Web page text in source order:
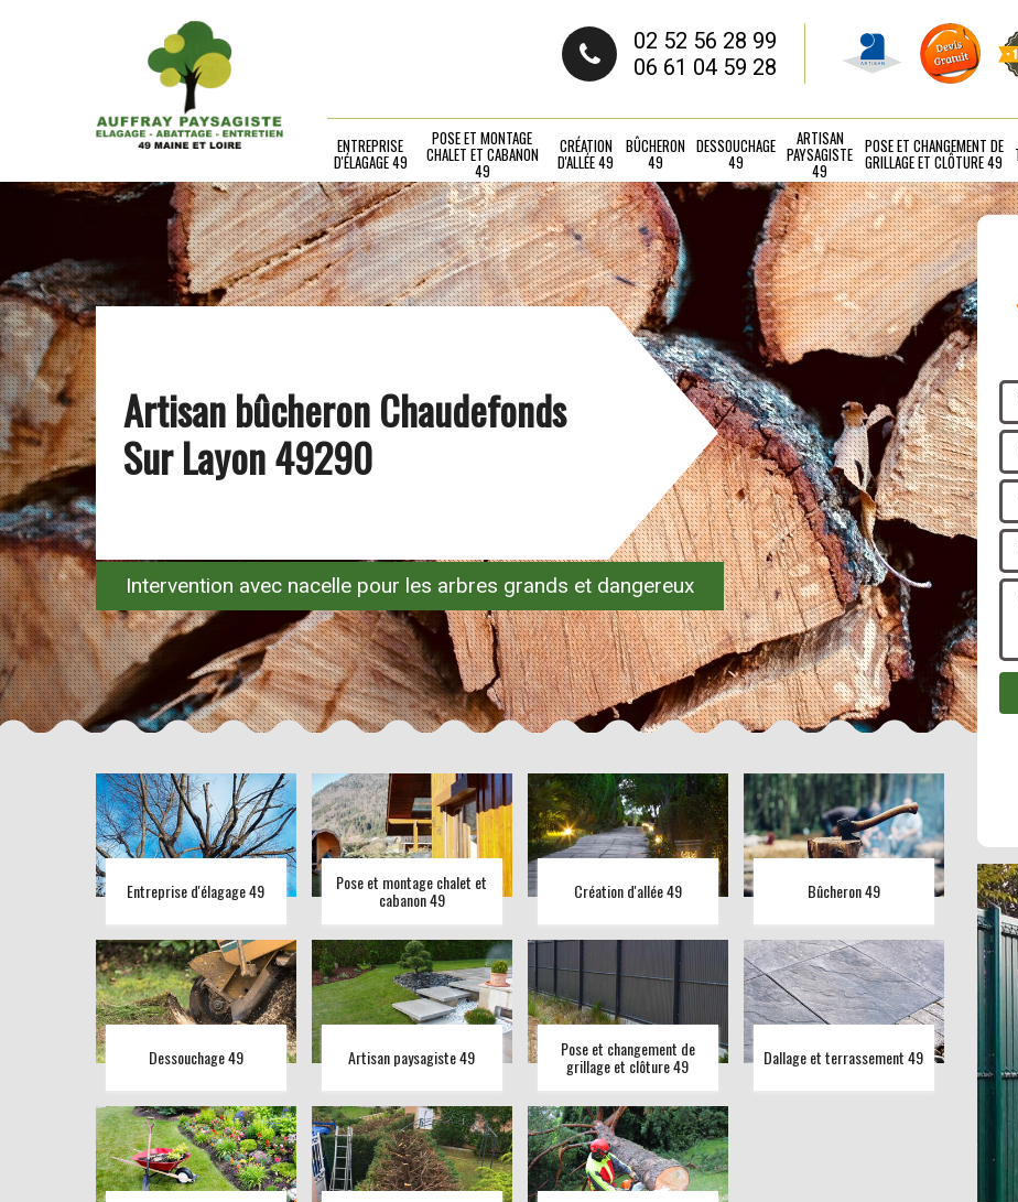
02 52 56 28 99
06 61 04 59 28
ENTREPRISE
D'ÉLAGAGE 49
POSE ET MONTAGE
CHALET ET CABANON
49
CRÉATION
D'ALLÉE 49
BÛCHERON
49
DESSOUCHAGE
49
ARTISAN
PAYSAGISTE
49
POSE ET CHANGEMENT DE
GRILLAGE ET CLÔTURE 49
Artisan bûcheron Chaudefonds
Sur Layon 49290
Intervention avec nacelle pour les arbres grands et dangereux
Entreprise d'élagage 49 Pose et montage chalet et
cabanon 49 Création d'allée 49 Bûcheron 49
Dessouchage 49 Artisan paysagiste 49 Pose et changement de
grillage et clôture 49 Dallage et terrassement 49